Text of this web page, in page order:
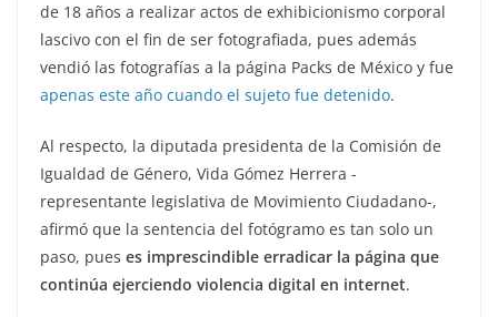
de 18 años a realizar actos de exhibicionismo corporal
lascivo con el fin de ser fotografiada, pues además
vendió las fotografías a la página Packs de México y fue
apenas este año cuando el sujeto fue detenido.
Al respecto, la diputada presidenta de la Comisión de
Igualdad de Género, Vida Gómez Herrera -
representante legislativa de Movimiento Ciudadano-,
afirmó que la sentencia del fotógramo es tan solo un
paso, pues es imprescindible erradicar la página que
continúa ejerciendo violencia digital en internet.